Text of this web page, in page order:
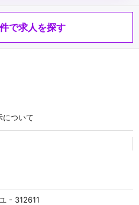
で求人を探す
について
- 312611